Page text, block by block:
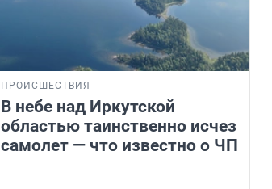
ПРОИСШЕСТВИЯ
В небе над Иркутской
областью таинственно исчез
самолет — что известно о ЧП